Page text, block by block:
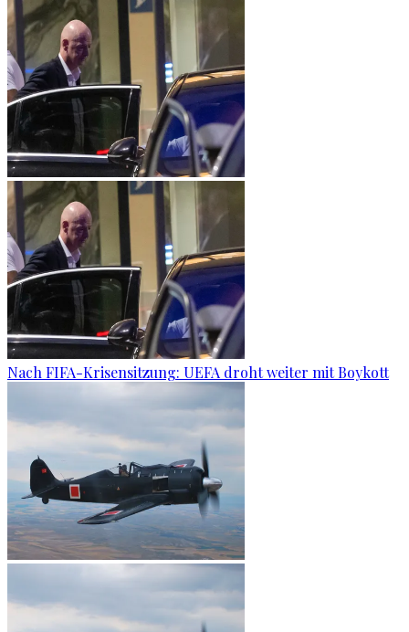
Nach FIFA-Krisensitzung: UEFA droht weiter mit Boykott